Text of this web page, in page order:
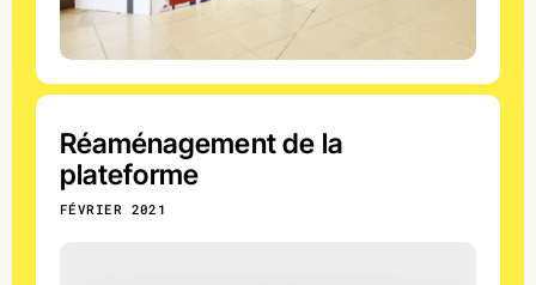
Réaménagement de la
plateforme
FÉVRIER 2021